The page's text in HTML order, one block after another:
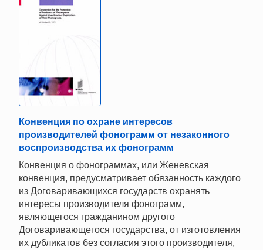
Конвенция по охране интересов
производителей фонограмм от незаконного
воспроизводства их фонограмм
Конвенция о фонограммах, или Женевская
конвенция, предусматривает обязанность каждого
из Договаривающихся государств охранять
интересы производителя фонограмм,
являющегося гражданином другого
Договаривающегося государства, от изготовления
их дубликатов без согласия этого производителя,